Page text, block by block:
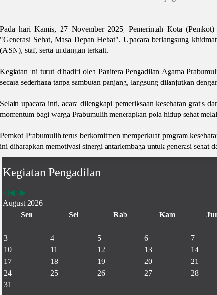
Pada hari Kamis, 27 November 2025, Pemerintah Kota
"Generasi Sehat, Masa Depan Hebat". Upacara berlangsung
(ASN), staf, serta undangan terkait.
Kegiatan ini turut dihadiri oleh Panitera Pengadilan Agama
secara sederhana tanpa sambutan panjang, langsung dilanjutkan
Selain upacara inti, acara dilengkapi pemeriksaan kesehatan gratis
momentum bagi warga Prabumulih menerapkan pola hidup sehat
Pemkot Prabumulih terus berkomitmen memperkuat program
ini diharapkan memotivasi sinergi antarlembaga untuk generasi sehat
Kegiatan Pengadilan
August 2026
Sen
Sel Rab Kam
3 4 5 6
7
10
11 12 13
14
17
18 19 20
21
24
25 26 27
28
31